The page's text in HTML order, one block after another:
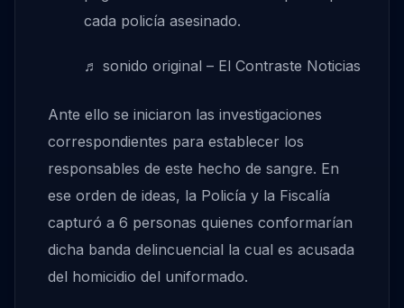
cada policía asesinado.
♬ sonido original – El Contraste Noticias
Ante ello se iniciaron las investigaciones
correspondientes para establecer los
responsables de este hecho de sangre. En
ese orden de ideas, la Policía y la Fiscalía
capturó a 6 personas quienes conformarían
dicha banda delincuencial la cual es acusada
del homicidio del uniformado.